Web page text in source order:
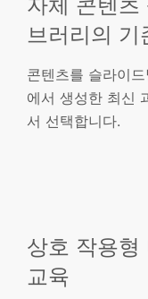
브러리의 기
콘텐츠를 슬라이
에서 생성한 최신
서 선택합니다.
상호 작용형
교육